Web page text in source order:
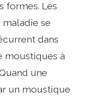
formes. Les
se
dans
moustiques à
une
un moustique